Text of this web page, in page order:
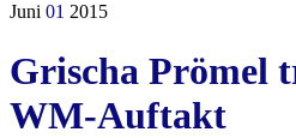
Juni 01 2015
Grischa Prömel
WM-Auftakt